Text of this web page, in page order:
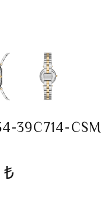
39C714-
₺